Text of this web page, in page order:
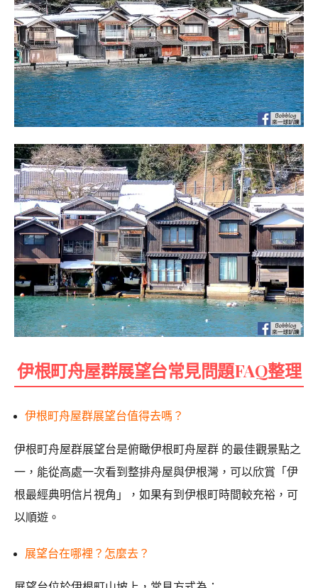
伊根町舟屋群展望台常見問題FAQ整理
伊根町舟屋群展望台值得去嗎？
伊根町舟屋群展望台是俯瞰伊根町舟屋群 的最佳觀景點之
一，能從高處一次看到整排舟屋與伊根灣，可以欣賞「伊
根最經典明信片視角」，如果有到伊根町時間較充裕，可
以順遊。
展望台在哪裡？怎麼去？